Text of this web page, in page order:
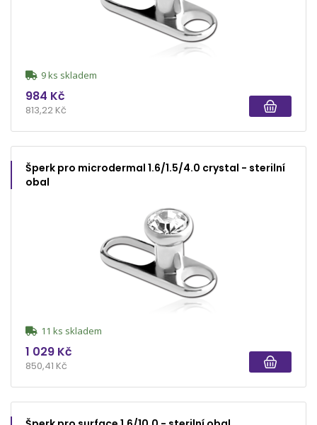
9 ks skladem
984 Kč
813,22 Kč
Šperk pro microdermal 1.6/1.5/4.0 crystal - sterilní
obal
11 ks skladem
1 029 Kč
850,41 Kč